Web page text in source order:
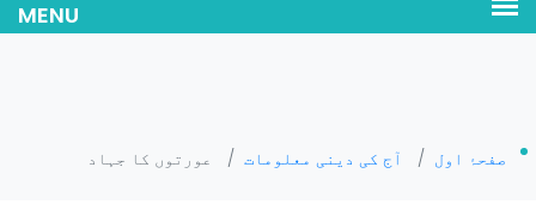
صفحۂ اول / آج کی دینی معلومات / عورتوں کا جہاد